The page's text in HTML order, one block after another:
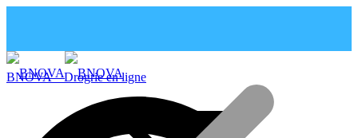
BNOVA – Drogrie en ligne